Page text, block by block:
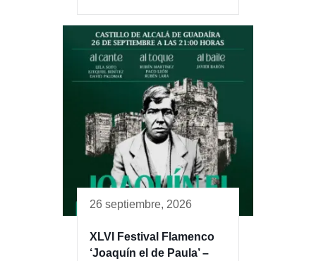
26 septiembre, 2026
XLVI Festival Flamenco
‘Joaquín el de Paula’ –